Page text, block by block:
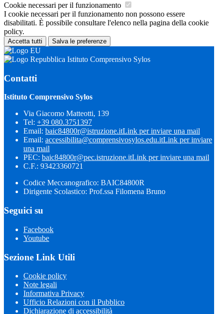
Cookie necessari per il funzionamento
I cookie necessari per il funzionamento non possono essere
disabilitati. È possibile consultare l'elenco nella pagina della cookie
policy.
Accetta tutti Salva le preferenze
Istituto Comprensivo Sylos
Contatti
Istituto Comprensivo Sylos
Via Giacomo Matteotti, 139
Tel: +39 080.3751397
Email: baic84800r@istruzione.itLink per inviare una mail
Email: accessibilita@comprensivosylos.edu.itLink per inviare
una mail
PEC: baic84800r@pec.istruzione.itLink per inviare una mail
C.F.: 93423360721
Codice Meccanografico: BAIC84800R
Dirigente Scolastico: Prof.ssa Filomena Bruno
Seguici su
Facebook
Youtube
Sezione Link Utili
Cookie policy
Note legali
Informativa Privacy
Ufficio Relazioni con il Pubblico
Dichiarazione di accessibilità